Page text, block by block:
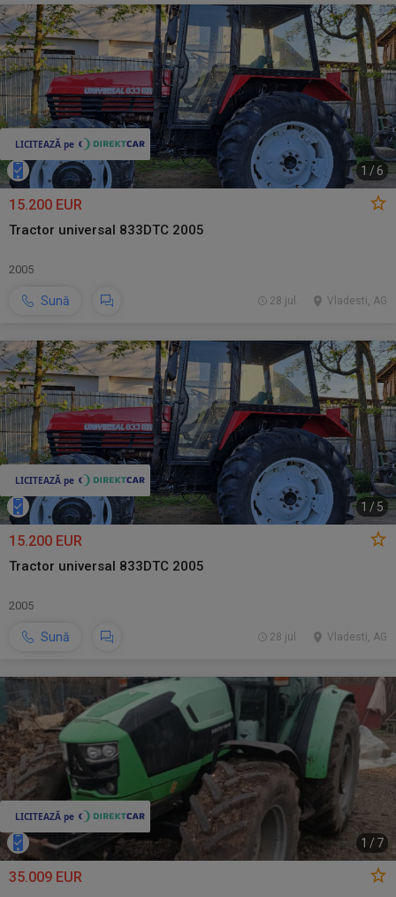
1 /6
15.200 EUR
Tractor universal 833DTC 2005
2005
Sună Vladesti, AG
28 jul.
1 /5
15.200 EUR
Tractor universal 833DTC 2005
2005
Sună Vladesti, AG
28 jul.
1 / 7
35.009 EUR